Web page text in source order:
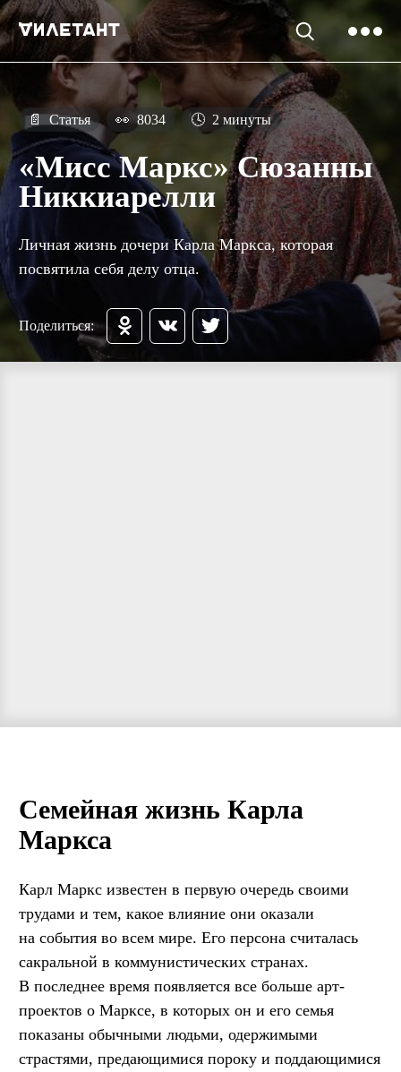
📄 Статья 👀 8034 🕓 2 минуты
«Мисс Маркс» Сюзанны
Никкиарелли
Личная жизнь дочери Карла Маркса, которая
посвятила себя делу отца.
Поделиться:
Семейная жизнь Карла
Маркса
Карл Маркс известен в первую очередь своими
трудами и тем, какое влияние они оказали
на события во всем мире. Его персона считалась
сакральной в коммунистических странах.
В последнее время появляется все больше арт-
проектов о Марксе, в которых он и его семья
показаны обычными людьми, одержимыми
страстями, предающимися пороку и поддающимися